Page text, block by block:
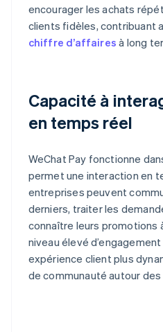
encourager les achats
clients fidèles, contribuant
chiffre d’affaires à long
Capacité à
en temps réel
WeChat Pay fonctionne
permet une interaction en
entreprises peuvent
derniers, traiter les
connaître leurs promotions
niveau élevé
expérience client plus
de communauté autour des